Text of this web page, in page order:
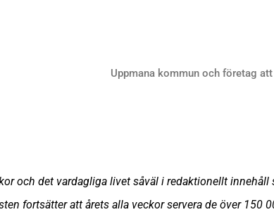
Uppmana kommun och företag
och det vardagliga livet såväl i redaktionellt innehåll
fortsätter att årets alla veckor servera de över 150